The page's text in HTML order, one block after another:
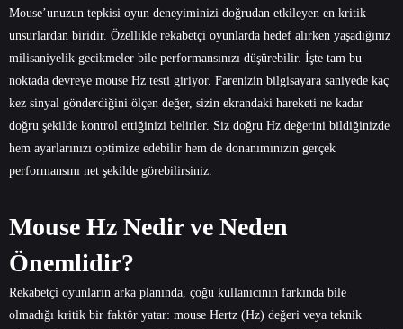
Mouse’unuzun tepkisi oyun deneyiminizi doğrudan etkileyen en kritik
unsurlardan biridir. Özellikle rekabetçi oyunlarda hedef alırken yaşadığınız
milisaniyelik gecikmeler bile performansınızı düşürebilir. İşte tam bu
noktada devreye mouse Hz testi giriyor. Farenizin bilgisayara saniyede kaç
kez sinyal gönderdiğini ölçen değer, sizin ekrandaki hareketi ne kadar
doğru şekilde kontrol ettiğinizi belirler. Siz doğru Hz değerini bildiğinizde
hem ayarlarınızı optimize edebilir hem de donanımınızın gerçek
performansını net şekilde görebilirsiniz.
Mouse Hz Nedir ve Neden
Önemlidir?
Rekabetçi oyunların arka planında, çoğu kullanıcının farkında bile
olmadığı kritik bir faktör yatar: mouse Hertz (Hz) değeri veya teknik